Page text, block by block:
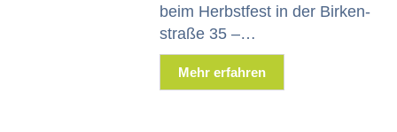
beim Herb­st­fest in der Birken­
straße 35 –…
Mehr erfahren